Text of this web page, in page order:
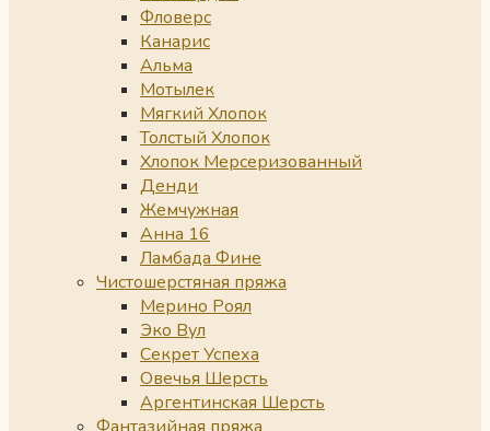
Фловерс
Канарис
Альма
Мотылек
Мягкий Хлопок
Толстый Хлопок
Хлопок Мерсеризованный
Денди
Жемчужная
Анна 16
Ламбада Фине
Чистошерстяная пряжа
Мерино Роял
Эко Вул
Секрет Успеха
Овечья Шерсть
Аргентинская Шерсть